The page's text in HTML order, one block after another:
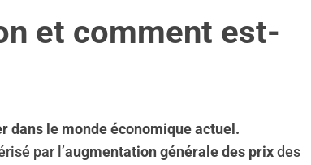
et comment est-
dans le monde économique actuel.
par l’augmentation générale des prixdes